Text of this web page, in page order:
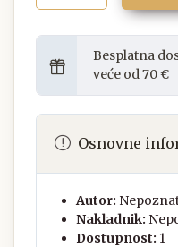
Besplatna
veće od 70 €
Osnovne
Autor:
Nakladnik:
Dostupnost: 1